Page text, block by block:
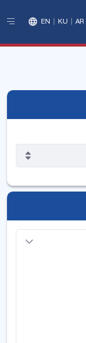
EN KU AR